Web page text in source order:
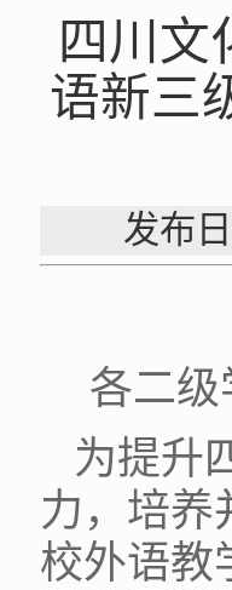
四川文
语新三
发布
各二
为提升
力，培养
校外语教